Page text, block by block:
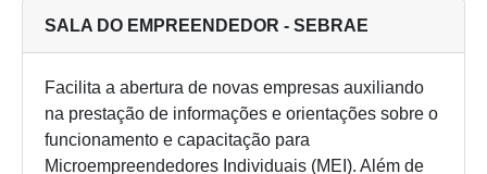
SALA DO EMPREENDEDOR - SEBRAE
Facilita a abertura de novas empresas auxiliando
na prestação de informações e orientações sobre o
funcionamento e capacitação para
Microempreendedores Individuais (MEI). Além de